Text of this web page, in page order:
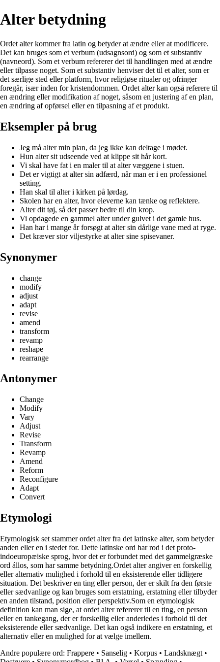
Alter betydning
Ordet alter kommer fra latin og betyder at ændre eller at modificere.
Det kan bruges som et verbum (udsagnsord) og som et substantiv
(navneord). Som et verbum refererer det til handlingen med at ændre
eller tilpasse noget. Som et substantiv henviser det til et alter, som er
det særlige sted eller platform, hvor religiøse ritualer og ofringer
foregår, især inden for kristendommen. Ordet alter kan også referere til
en ændring eller modifikation af noget, såsom en justering af en plan,
en ændring af opførsel eller en tilpasning af et produkt.
Eksempler på brug
Jeg må alter min plan, da jeg ikke kan deltage i mødet.
Hun alter sit udseende ved at klippe sit hår kort.
Vi skal have fat i en maler til at alter væggene i stuen.
Det er vigtigt at alter sin adfærd, når man er i en professionel
setting.
Han skal til alter i kirken på lørdag.
Skolen har en alter, hvor eleverne kan tænke og reflektere.
Alter dit tøj, så det passer bedre til din krop.
Vi opdagede en gammel alter under gulvet i det gamle hus.
Han har i mange år forsøgt at alter sin dårlige vane med at ryge.
Det kræver stor viljestyrke at alter sine spisevaner.
Synonymer
change
modify
adjust
adapt
revise
amend
transform
revamp
reshape
rearrange
Antonymer
Change
Modify
Vary
Adjust
Revise
Transform
Revamp
Amend
Reform
Reconfigure
Adapt
Convert
Etymologi
Etymologisk set stammer ordet alter fra det latinske alter, som betyder
anden eller en i stedet for. Dette latinske ord har rod i det proto-
indoeuropæiske sprog, hvor det er forbundet med det gammelgræske
ord állos, som har samme betydning.Ordet alter angiver en forskellig
eller alternativ mulighed i forhold til en eksisterende eller tidligere
situation. Det beskriver en ting eller person, der er skilt fra den første
eller sædvanlige og kan bruges som erstatning, erstatning eller tilbyder
en anden tilstand, position eller perspektiv.Som en etymologisk
definition kan man sige, at ordet alter refererer til en ting, en person
eller en tankegang, der er forskellig eller anderledes i forhold til det
eksisterende eller sædvanlige. Det kan også indikere en erstatning, et
alternativ eller en mulighed for at vælge imellem.
Andre populære ord: Frappere • Sanselig • Korpus • Landsknægt •